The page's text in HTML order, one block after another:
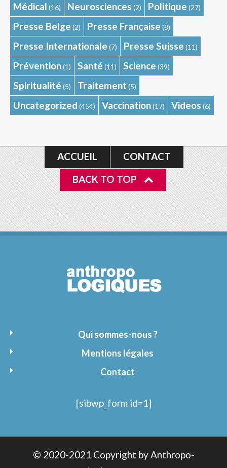
Médical (16) Neurosciences (2) Politique (27)
Presse Belge (2) Presse Française (8)
Presse Internationale (7) Presse Suisse (11)
Prévention(1) Santé (11) Science (39)
Spiritualité (5) Traitement (5)
Uncategorized (454) Vaccination(17) Videos (6)
ACCUEIL
CONTACT
BACK TO TOP
Qui sommes-nous ?
Mentions légales
Contact
[sibwp_form id=1]
© 2020-2021 Copyright by Anthropo-